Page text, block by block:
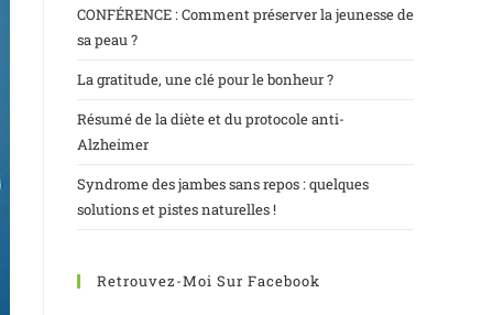
CONFÉRENCE : Comment préserver la jeunesse de
sa peau ?
La gratitude, une clé pour le bonheur ?
Résumé de la diète et du protocole anti-
Alzheimer
Syndrome des jambes sans repos : quelques
solutions et pistes naturelles !
Retrouvez-Moi Sur Facebook